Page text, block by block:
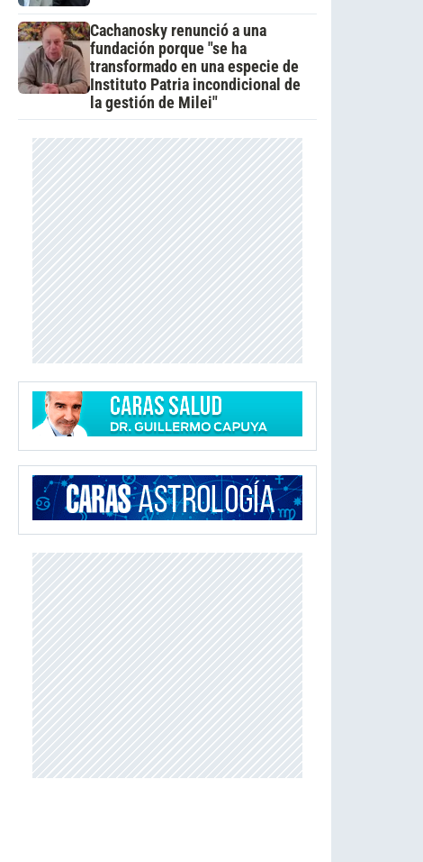
Cachanosky renunció a una
fundación porque "se ha
transformado en una especie de
Instituto Patria incondicional de
la gestión de Milei"